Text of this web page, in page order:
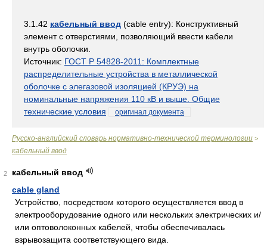
3.1.42 кабельный ввод (cable entry): Конструктивный
элемент с отверстиями, позволяющий ввести кабели
внутрь оболочки.
Источник: ГОСТ Р 54828-2011: Комплектные
распределительные устройства в металлической
оболочке с элегазовой изоляцией (КРУЭ) на
номинальные напряжения 110 кВ и выше. Общие
технические условия
оригинал документа
Русско-английский словарь нормативно-технической терминологии >
кабельный ввод
2
кабельный ввод
cable gland
Устройство, посредством которого осуществляется ввод в
электрооборудование одного или нескольких электрических и/
или оптоволоконных кабелей, чтобы обеспечивалась
взрывозащита соответствующего вида.